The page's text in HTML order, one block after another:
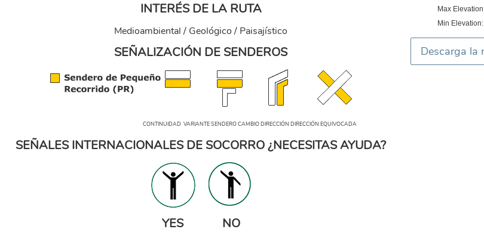
INTERÉS DE LA RUTA
Medioambiental / Geológico / Paisajístico
SEÑALIZACIÓN DE SENDEROS
senales_senderos_pequeno_recorridol.png
CONTINUIDAD VARIANTE SENDERO CAMBIO DIRECCIÓN DIRECCIÓN EQUIVOCADA
SEÑALES INTERNACIONALES DE SOCORRO ¿NECESITAS AYUDA?
YES NO
Max
Min Elevation:
Descarga la